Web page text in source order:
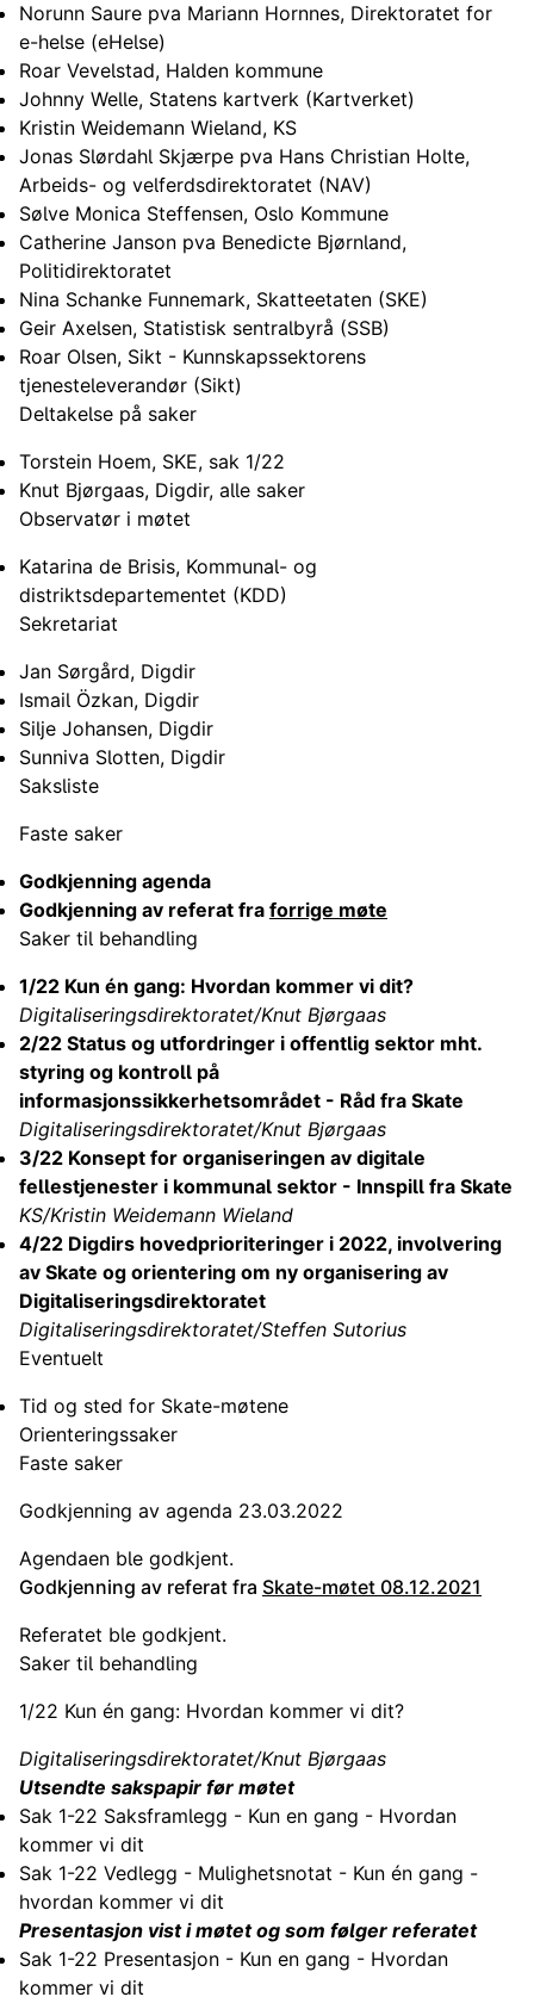
Norunn Saure pva Mariann Hornnes, Direktoratet for
e-helse (eHelse)
Roar Vevelstad, Halden kommune
Johnny Welle, Statens kartverk (Kartverket)
Kristin Weidemann Wieland, KS
Jonas Slørdahl Skjærpe pva Hans Christian Holte,
Arbeids- og velferdsdirektoratet (NAV)
Sølve Monica Steffensen, Oslo Kommune
Catherine Janson pva Benedicte Bjørnland,
Politidirektoratet
Nina Schanke Funnemark, Skatteetaten (SKE)
Geir Axelsen, Statistisk sentralbyrå (SSB)
Roar Olsen, Sikt - Kunnskapssektorens
tjenesteleverandør (Sikt)
Deltakelse på saker
Torstein Hoem, SKE, sak 1/22
Knut Bjørgaas, Digdir, alle saker
Observatør i møtet
Katarina de Brisis, Kommunal- og
distriktsdepartementet (KDD)
Sekretariat
Jan Sørgård, Digdir
Ismail Özkan, Digdir
Silje Johansen, Digdir
Sunniva Slotten, Digdir
Saksliste
Faste saker
Godkjenning agenda
Godkjenning av referat fra forrige møte
Saker til behandling
1/22 Kun én gang: Hvordan kommer vi dit?
Digitaliseringsdirektoratet/Knut Bjørgaas
2/22 Status og utfordringer i offentlig sektor mht.
styring og kontroll på
informasjonssikkerhetsområdet - Råd fra Skate
Digitaliseringsdirektoratet/Knut Bjørgaas
3/22 Konsept for organiseringen av digitale
fellestjenester i kommunal sektor - Innspill fra Skate
KS/Kristin Weidemann Wieland
4/22 Digdirs hovedprioriteringer i 2022, involvering
av Skate og orientering om ny organisering av
Digitaliseringsdirektoratet
Digitaliseringsdirektoratet/Steffen Sutorius
Eventuelt
Tid og sted for Skate-møtene
Orienteringssaker
Faste saker
Godkjenning av agenda 23.03.2022
Agendaen ble godkjent.
Godkjenning av referat fra Skate-møtet 08.12.2021
Referatet ble godkjent.
Saker til behandling
1/22 Kun én gang: Hvordan kommer vi dit?
Digitaliseringsdirektoratet/Knut Bjørgaas
Utsendte sakspapir før møtet
Sak 1-22 Saksframlegg - Kun en gang - Hvordan
kommer vi dit
Sak 1-22 Vedlegg - Mulighetsnotat - Kun én gang -
hvordan kommer vi dit
Presentasjon vist i møtet og som følger referatet
Sak 1-22 Presentasjon - Kun en gang - Hvordan
kommer vi dit